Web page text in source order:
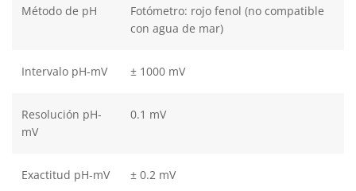
Método de pH
Fotómetro: rojo fenol (no compatible
con agua de mar)
Intervalo pH-mV ± 1000 mV
Resolución pH-
mV
0.1 mV
Exactitud pH-mV ± 0.2 mV